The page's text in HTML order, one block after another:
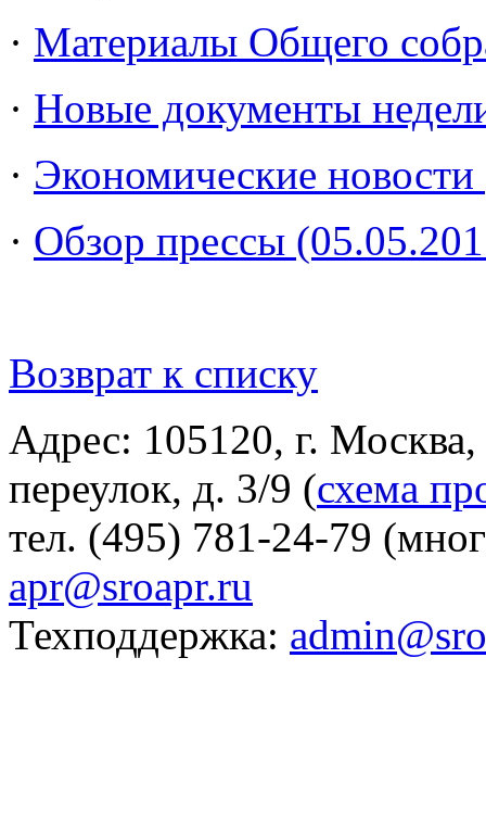
· Материалы Общего
· Новые документы
· Экономические
· Обзор прессы
Возврат к списку
Адрес: 105120, г.
переулок, д. 3/9 (схема
тел. (495) 781-24-79
apr@sroapr.ru
Техподдержка: